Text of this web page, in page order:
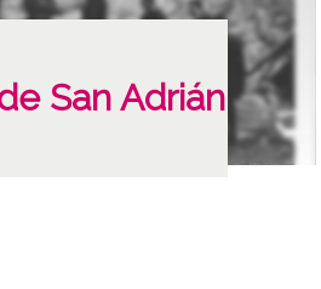
San Adrián